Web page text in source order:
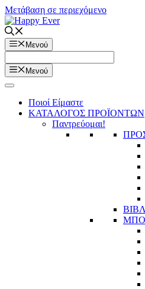
Μετάβαση σε περιεχόμενο
Μενού
Μενού
Ποιοί Είμαστε
ΚΑΤΑΛΟΓΟΣ ΠΡΟΪΟΝΤΩΝ
Παντρεύομαι!